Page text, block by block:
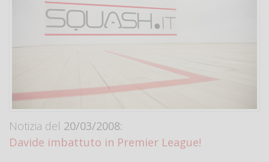
Notizia del 20/03/2008:
Davide imbattuto in Premier League!